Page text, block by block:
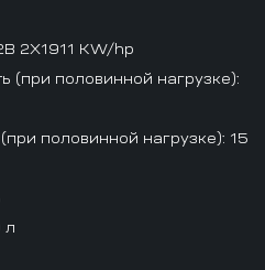
2X1911 KW/hp
(при половинной нагрузке):
половинной нагрузке): 15
л